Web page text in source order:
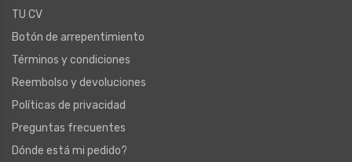
TU CV
Botón de arrepentimiento
Términos y condiciones
Reembolso y devoluciones
Políticas de privacidad
Preguntas frecuentes
Dónde está mi pedido?